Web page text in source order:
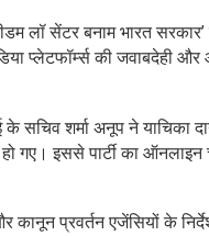
लॉ सेंटर बनाम भारत
प्लेटफॉर्म्स की जवाबदेही
सचिव शर्मा अनूप ने याचिका
गए। इससे पार्टी का ऑनलाइन
प्रवर्तन एजेंसियों के